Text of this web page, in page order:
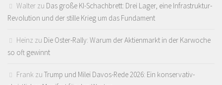
Walter zu Das große KI-Schachbrett: Drei Lager, eine Infrastruktur-
Revolution und der stille Krieg um das Fundament
Heinz zu Die Oster-Rally: Warum der Aktienmarkt in der Karwoche
so oft gewinnt
Frank zu Trump und Milei Davos-Rede 2026: Ein konservativ-